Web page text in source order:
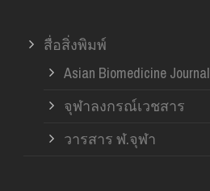
สื่อสิ่งพิมพ์
Asian Biomedicine Journal
จุฬาลงกรณ์เวชสาร
วารสาร ฬ.จุฬา